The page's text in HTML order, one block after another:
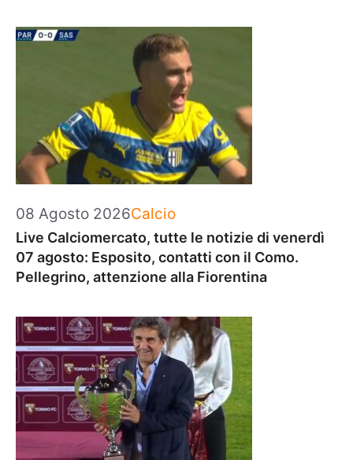
08 Agosto 2026Categorie
Calcio
Live Calciomercato, tutte le notizie di venerdì
07 agosto: Esposito, contatti con il Como.
Pellegrino, attenzione alla Fiorentina